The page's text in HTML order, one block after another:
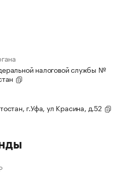
налоговой службы №
г.Уфа, ул Красина, д.52